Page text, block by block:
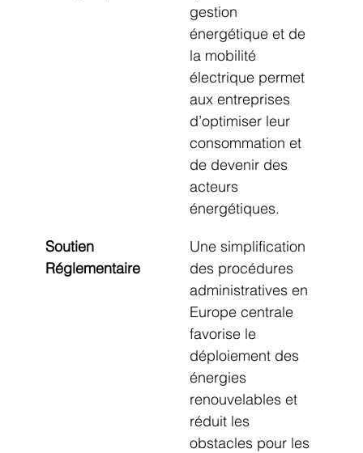
gestion
énergétique et de
la mobilité
électrique permet
aux entreprises
d’optimiser leur
consommation et
de devenir des
acteurs
énergétiques.
Soutien
Réglementaire
Une simplification
des procédures
administratives en
Europe centrale
favorise le
déploiement des
énergies
renouvelables et
réduit les
obstacles pour les